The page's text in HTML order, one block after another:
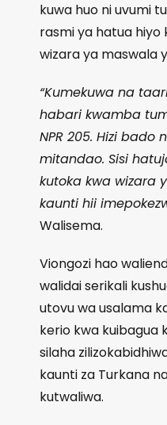
kuwa huo ni uvumi
rasmi ya hatua hiyo
wizara ya maswala
“Kumekuwa na
habari kwamba
NPR 205. Hizi bado
mitandao. Sisi
kutoka kwa wizara
kaunti hii
Walisema.
Viongozi hao
walidai serikali
utovu wa usalama
kerio kwa kuibagua
silaha
kaunti za Turkana
kutwaliwa.